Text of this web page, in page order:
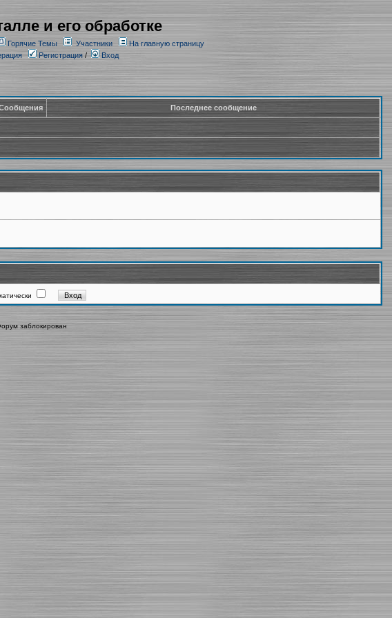
и его обработке
Горячие Темы Участники
На главную страницу
Регистрация/ Вход
Последнее сообщение
заблокирован